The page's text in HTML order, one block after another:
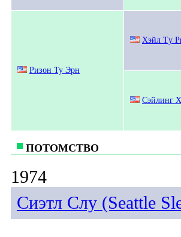
Ризон Ту Эрн
Хэйл Тy
Сэйлинг
ПОТОМСТВО
1974
Сиэтл Слу (Seattle